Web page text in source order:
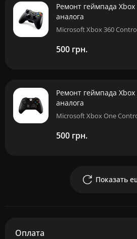
Ремонт геймпада
аналога
Microsoft Xbox 360
500 грн.
Ремонт геймпада
аналога
Microsoft Xbox One
500 грн.
Показать
Оплата